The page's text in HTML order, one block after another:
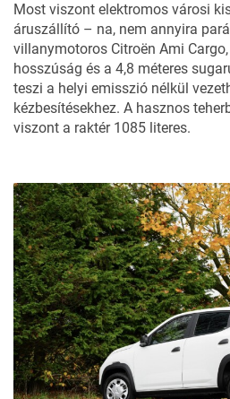
Most viszont elektromos városi
áruszállító – na, nem annyira
villanymotoros Citroën Ami Cargo
hosszúság és a 4,8 méteres
teszi a helyi emisszió nélkül
kézbesítésekhez. A hasznos
viszont a raktér 1085 literes.